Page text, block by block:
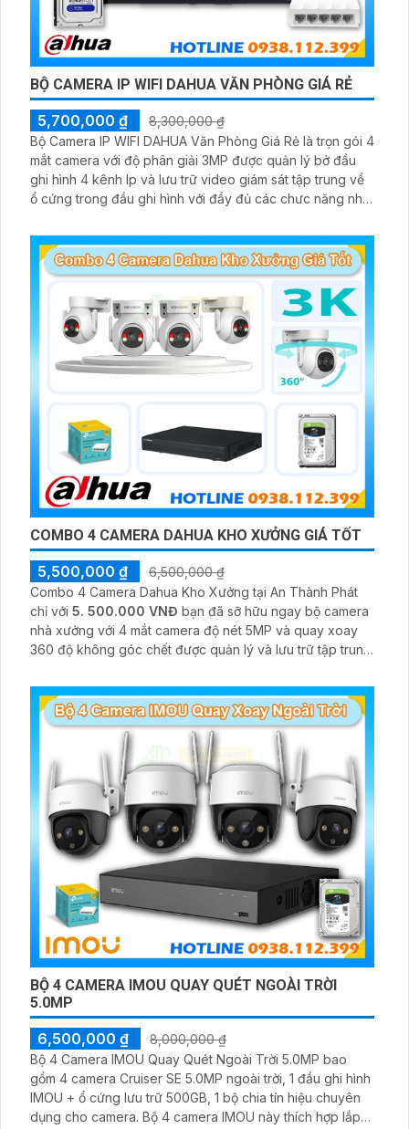
BỘ CAMERA IP WIFI DAHUA VĂN PHÒNG GIÁ RẺ
5,700,000 ₫
8,300,000 ₫
Bộ Camera IP WIFI DAHUA Văn Phòng Giá Rẻ là trọn gói 4
mắt camera với độ phân giải 3MP được quản lý bở đầu
ghi hình 4 kênh Ip và lưu trữ video giám sát tập trung về
ổ cứng trong đầu ghi hình với đầy đủ các chưc năng như
giám sát có màu vào ban đêm
COMBO 4 CAMERA DAHUA KHO XƯỞNG GIÁ TỐT
5,500,000 ₫
6,500,000 ₫
Combo 4 Camera Dahua Kho Xưởng tại An Thành Phát
chỉ với 5. 500.000 VNĐ bạn đã sỡ hữu ngay bộ camera
nhà xưởng với 4 mắt camera độ nét 5MP và quay xoay
360 độ không góc chết được quản lý và lưu trữ tập trung
BỘ 4 CAMERA IMOU QUAY QUÉT NGOÀI TRỜI
5.0MP
6,500,000 ₫
8,000,000 ₫
Bộ 4 Camera IMOU Quay Quét Ngoài Trời 5.0MP bao
gồm 4 camera Cruiser SE 5.0MP ngoài trời, 1 đầu ghi hình
IMOU + ổ cứng lưu trữ 500GB, 1 bộ chia tín hiệu chuyên
dụng cho camera. Bộ 4 camera IMOU này thích hợp lắp